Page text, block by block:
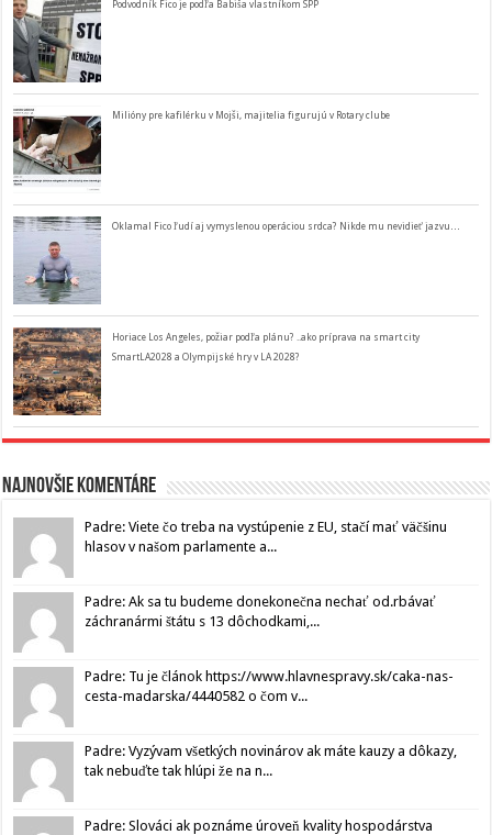
Podvodník Fico je podľa Babiša vlastníkom SPP
Milióny pre kafilérku v Mojši, majitelia figurujú v Rotary clube
Oklamal Fico ľudí aj vymyslenou operáciou srdca? Nikde mu nevidieť jazvu…
Horiace Los Angeles, požiar podľa plánu? ..ako príprava na smart city
SmartLA2028 a Olympijské hry v LA 2028?
Najnovšie komentáre
Padre: Viete čo treba na vystúpenie z EU, stačí mať väčšinu
hlasov v našom parlamente a...
Padre: Ak sa tu budeme donekonečna nechať od.rbávať
záchranármi štátu s 13 dôchodkami,...
Padre: Tu je článok https://www.hlavnespravy.sk/caka-nas-
cesta-madarska/4440582 o čom v...
Padre: Vyzývam všetkých novinárov ak máte kauzy a dôkazy,
tak nebuďte tak hlúpi že na n...
Padre: Slováci ak poznáme úroveň kvality hospodárstva